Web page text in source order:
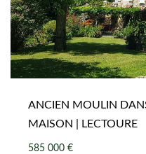
MAISON | LECTOURE
585 000 €